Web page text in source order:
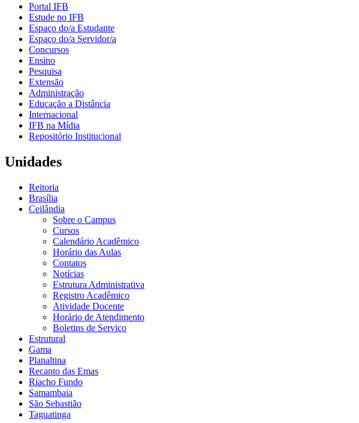
Portal IFB
Estude no IFB
Espaço do/a Estudante
Espaço do/a Servidor/a
Concursos
Ensino
Pesquisa
Extensão
Administração
Educação a Distância
Internacional
IFB na Mídia
Repositório Institucional
Unidades
Reitoria
Brasília
Ceilândia
Sobre o Campus
Cursos
Calendário Acadêmico
Horário das Aulas
Contatos
Notícias
Estrutura Administrativa
Registro Acadêmico
Atividade Docente
Horário de Atendimento
Boletins de Serviço
Estrutural
Gama
Planaltina
Recanto das Emas
Riacho Fundo
Samambaia
São Sebastião
Taguatinga